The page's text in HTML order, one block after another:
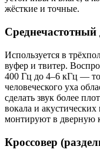
жёсткие и точные.
Используется в
вуфер и твитер.
400 Гц до 4–6 кГц —
человеческого уха
сделать звук более
вокала и
монтируют в дверную
Кроссовер